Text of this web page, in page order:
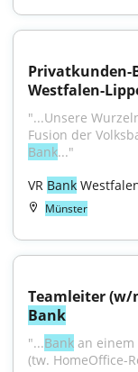
Privatkunden-
Westfalen-
"...Unsere
Bank..."
VR Bank
Münster
Bank
"...Bank an
(tw. HomeOffice-